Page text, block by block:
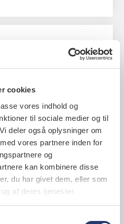
cookies
vores indhold og
til sociale medier og til
deler også oplysninger om
vores partnere inden for
og
kan kombinere disse
du har givet dem, eller som
af deres tjenester.
-
blive klogere på